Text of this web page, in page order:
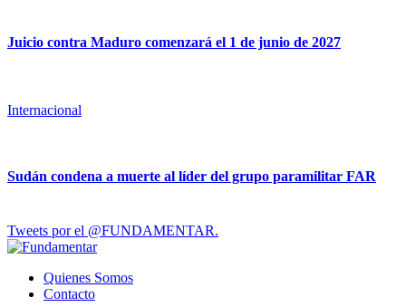
Juicio contra Maduro comenzará el 1 de junio de 2027
Internacional
Sudán condena a muerte al líder del grupo paramilitar FAR
Tweets por el @FUNDAMENTAR.
Quienes Somos
Contacto